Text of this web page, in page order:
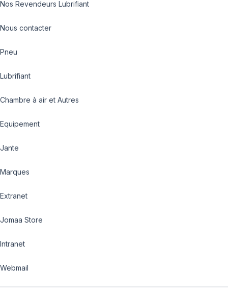
Nos Revendeurs Lubrifiant
Nous contacter
Pneu
Lubrifiant
Chambre à air et Autres
Equipement
Jante
Marques
Extranet
Jomaa Store
Intranet
Webmail